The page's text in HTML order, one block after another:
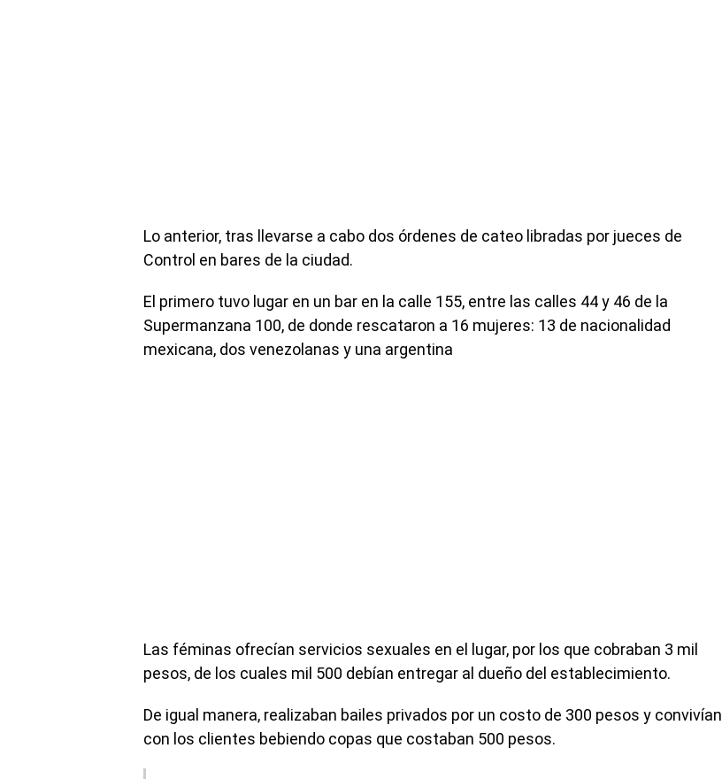
Lo anterior, tras llevarse a cabo dos órdenes de cateo libradas por jueces de
Control en bares de la ciudad.
El primero tuvo lugar en un bar en la calle 155, entre las calles 44 y 46 de la
Supermanzana 100, de donde rescataron a 16 mujeres: 13 de nacionalidad
mexicana, dos venezolanas y una argentina
Las féminas ofrecían servicios sexuales en el lugar, por los que cobraban 3 mil
pesos, de los cuales mil 500 debían entregar al dueño del establecimiento.
De igual manera, realizaban bailes privados por un costo de 300 pesos y convivían
con los clientes bebiendo copas que costaban 500 pesos.